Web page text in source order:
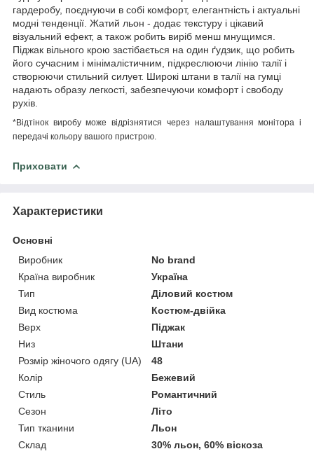
гардеробу, поєднуючи в собі комфорт, елегантність і актуальні
модні тенденції. Жатий льон - додає текстуру і цікавий
візуальний ефект, а також робить виріб менш мнущимся.
Піджак вільного крою застібається на один ґудзик, що робить
його сучасним і мінімалістичним, підкреслюючи лінію талії і
створюючи стильний силует. Широкі штани в талії на гумці
надають образу легкості, забезпечуючи комфорт і свободу
рухів.
*Відтінок виробу може відрізнятися через налаштування монітора і
передачі кольору вашого пристрою.
Приховати
Характеристики
Основні
Виробник
No brand
Країна виробник
Україна
Тип
Діловий костюм
Вид костюма
Костюм-двійка
Верх
Піджак
Низ
Штани
Розмір жіночого одягу (UA)
48
Колір
Бежевий
Стиль
Романтичний
Сезон
Літо
Тип тканини
Льон
Склад
30% льон, 60% віскоза